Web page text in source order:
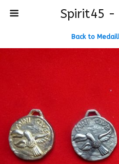
Spirit45 -
Back to